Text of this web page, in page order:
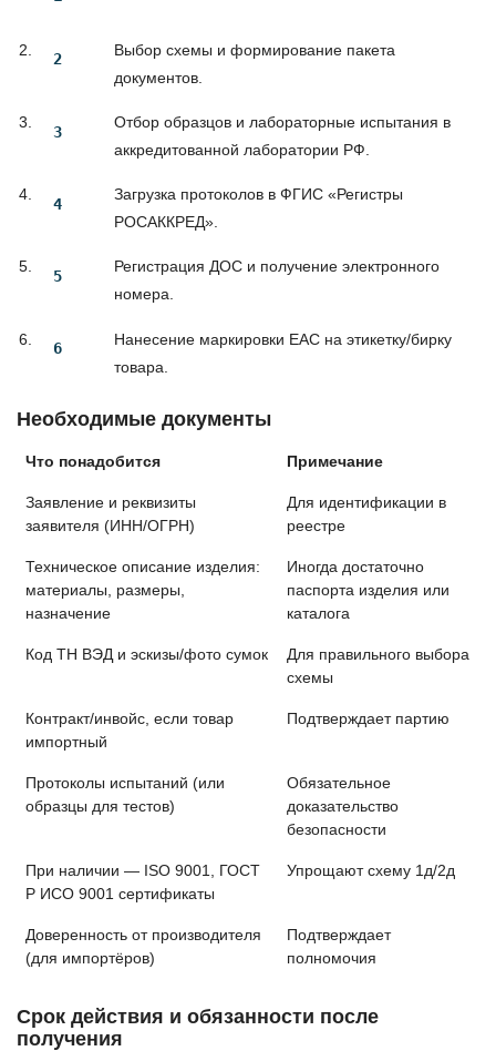
Выбор схемы и формирование пакета
документов.
Отбор образцов и лабораторные испытания в
аккредитованной лаборатории РФ.
Загрузка протоколов в ФГИС «Регистры
РОСАККРЕД».
Регистрация ДОC и получение электронного
номера.
Нанесение маркировки EAC на этикетку/бирку
товара.
Необходимые документы
Что понадобится Примечание
Заявление и реквизиты
заявителя (ИНН/ОГРН)
Для идентификации в
реестре
Техническое описание изделия:
материалы, размеры,
назначение
Иногда достаточно
паспорта изделия или
каталога
Код ТН ВЭД и эскизы/фото сумок
Для правильного выбора
схемы
Контракт/инвойс, если товар
импортный
Подтверждает партию
Протоколы испытаний (или
образцы для тестов)
Обязательное
доказательство
безопасности
При наличии — ISO 9001, ГОСТ
Р ИСО 9001 сертификаты
Упрощают схему 1д/2д
Доверенность от производителя
(для импортёров)
Подтверждает
полномочия
Срок действия и обязанности после
получения